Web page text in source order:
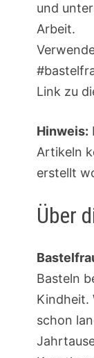
und
Arbeit.
Link zu
Hinweis:
Artikeln
erstellt
Über
Basteln
Kindheit.
schon